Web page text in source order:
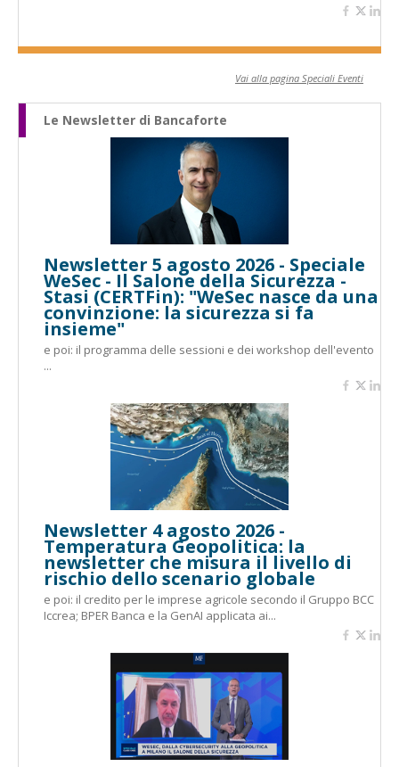
Vai alla pagina Speciali Eventi
Le Newsletter di Bancaforte
Newsletter 5 agosto 2026 - Speciale
WeSec - Il Salone della Sicurezza -
Stasi (CERTFin): "WeSec nasce da una
convinzione: la sicurezza si fa
insieme"
e poi: il programma delle sessioni e dei workshop dell'evento
...
Newsletter 4 agosto 2026 -
Temperatura Geopolitica: la
newsletter che misura il livello di
rischio dello scenario globale
e poi: il credito per le imprese agricole secondo il Gruppo BCC
Iccrea; BPER Banca e la GenAI applicata ai...